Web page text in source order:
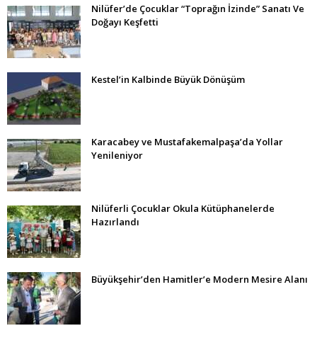
Nilüfer’de Çocuklar “Toprağın İzinde” Sanatı Ve
Doğayı Keşfetti
Kestel’in Kalbinde Büyük Dönüşüm
Karacabey ve Mustafakemalpaşa’da Yollar
Yenileniyor
Nilüferli Çocuklar Okula Kütüphanelerde
Hazırlandı
Büyükşehir’den Hamitler’e Modern Mesire Alanı